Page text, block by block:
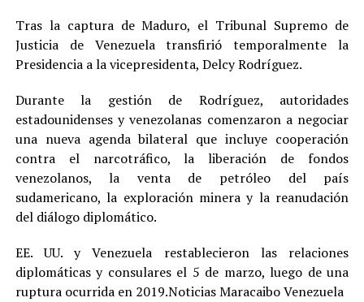
Tras la captura de Maduro, el Tribunal Supremo de
Justicia de Venezuela transfirió temporalmente la
Presidencia a la vicepresidenta, Delcy Rodríguez.
Durante la gestión de Rodríguez, autoridades
estadounidenses y venezolanas comenzaron a negociar
una nueva agenda bilateral que incluye cooperación
contra el narcotráfico, la liberación de fondos
venezolanos, la venta de petróleo del país
sudamericano, la exploración minera y la reanudación
del diálogo diplomático.
EE. UU. y Venezuela restablecieron las relaciones
diplomáticas y consulares el 5 de marzo, luego de una
ruptura ocurrida en 2019.Noticias Maracaibo Venezuela